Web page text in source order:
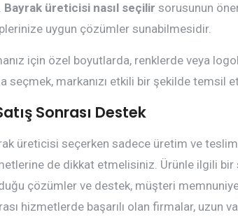
Bayrak üreticisi nasıl seçilir sorusunun
uygun çözümler sunabilmesidir.
için özel boyutlarda, renklerde veya
seçmek, markanızı etkili bir şekilde temsil
Sonrası Destek
üreticisi seçerken sadece üretim ve
de dikkat etmelisiniz. Ürünle ilgili bir
çözümler ve destek, müşteri
hizmetlerde başarılı olan firmalar, uzun